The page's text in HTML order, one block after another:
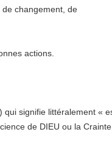
actions.
de DIEU ou la Crainte